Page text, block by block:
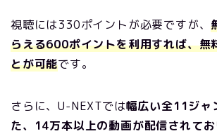
視聴には330ポイントが必要ですが、
らえる600ポイントを利用すれば、無
とが可能です。
さらに、U-NEXTでは幅広い全11ジャ
た、14万本以上の動画が配信されて